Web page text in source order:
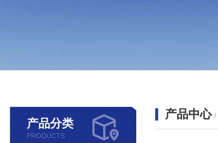
产品分类
PRODUCTS
产品中心 /